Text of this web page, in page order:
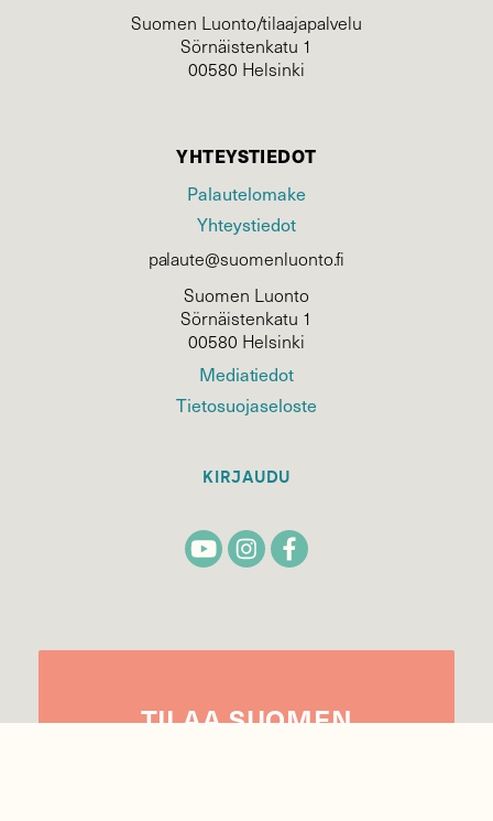
Suomen Luonto/tilaajapalvelu
Sörnäistenkatu 1
00580 Helsinki
YHTEYSTIEDOT
Palautelomake
Yhteystiedot
palaute@suomenluonto.fi
Suomen Luonto
Sörnäistenkatu 1
00580 Helsinki
Mediatiedot
Tietosuojaseloste
KIRJAUDU
TILAASUOMEN